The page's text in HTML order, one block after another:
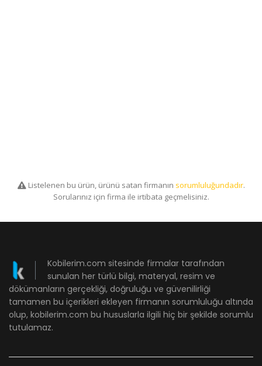
Listelenen bu ürün, ürünü satan firmanın sorumluluğundadır.
Sorularınız için firma ile irtibata geçmelisiniz.
Kobilerim.com sitesinde firmalar tarafından
sunulan her türlü bilgi, materyal, resim ve
dökümanların gerçekliği, doğruluğu ve güvenilirliği
tamamen bu içerikleri ekleyen firmanın sorumluluğu altında
olup, kobilerim.com bu hususlarla ilgili hiç bir şekilde sorumlu
tutulamaz.